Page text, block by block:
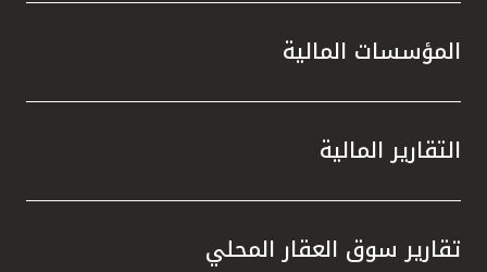
المؤسسات المالية
التقارير المالية
تقارير سوق العقار المحلي